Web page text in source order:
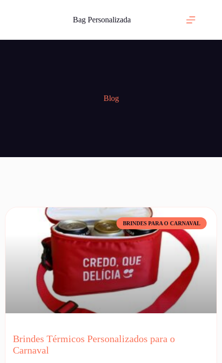
Bag Personalizada
Blog
BRINDES PARA O CARNAVAL
Brindes Térmicos Personalizados para o
Carnaval